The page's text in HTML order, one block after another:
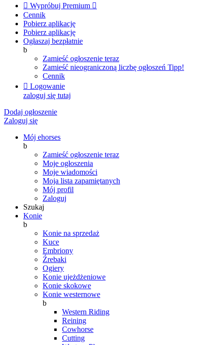
 Wypróbuj Premium 
Cennik
Pobierz aplikację
Pobierz aplikację
Ogłaszaj bezpłatnie
b
Zamieść ogłoszenie teraz
Zamieść nieograniczoną liczbę ogłoszeń Tipp!
Cennik
 Logowanie
zaloguj się tutaj
Dodaj ogłoszenie
Zaloguj się
Mój ehorses
b
Zamieść ogłoszenie teraz
Moje ogłoszenia
Moje wiadomości
Moja lista zapamiętanych
Mój profil
Zaloguj
Szukaj
Konie
b
Konie na sprzedaż
Kuce
Embriony
Źrebaki
Ogiery
Konie ujeżdżeniowe
Konie skokowe
Konie westernowe
b
Western Riding
Reining
Cowhorse
Cutting